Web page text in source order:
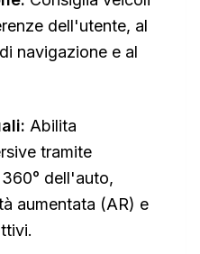
dell'utente, al
navigazione e al
Abilita
tramite
dell'auto,
aumentata (AR) e